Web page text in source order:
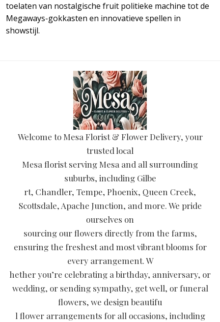
toelaten van nostalgische fruit politieke machine tot de
Megaways-gokkasten en innovatieve spellen in
showstijl.
Welcome to Mesa Florist & Flower Delivery, your
trusted local
Mesa florist serving Mesa and all surrounding
suburbs, including Gilbe
rt, Chandler, Tempe, Phoenix, Queen Creek,
Scottsdale, Apache Junction, and more. We pride
ourselves on
sourcing our flowers directly from the farms,
ensuring the freshest and most vibrant blooms for
every arrangement. W
hether you’re celebrating a birthday, anniversary, or
wedding, or sending sympathy, get well, or funeral
flowers, we design beautifu
l flower arrangements for all occasions, including